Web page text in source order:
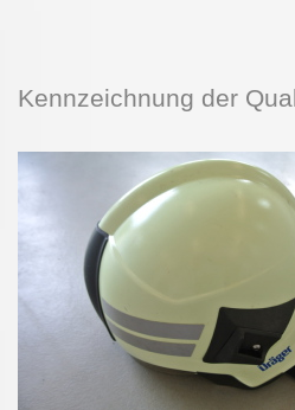
Kennzeichnung der